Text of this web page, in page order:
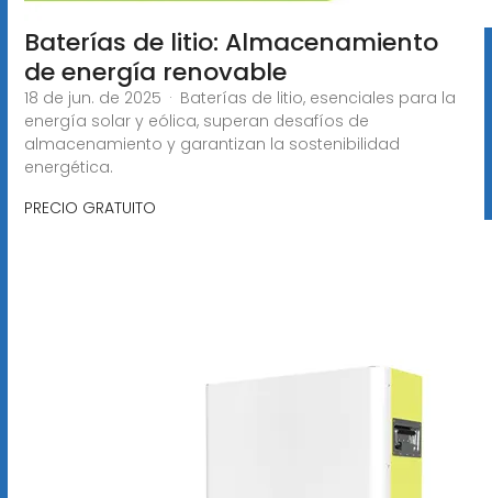
Baterías de litio: Almacenamiento
de energía renovable
18 de jun. de 2025 · Baterías de litio, esenciales para la
energía solar y eólica, superan desafíos de
almacenamiento y garantizan la sostenibilidad
energética.
PRECIO GRATUITO